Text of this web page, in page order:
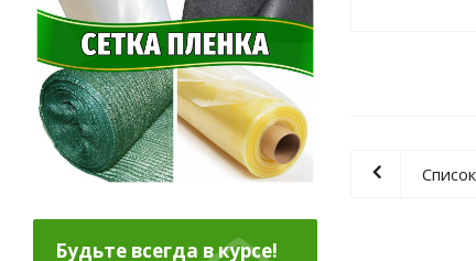
Будьте всегда в курсе!